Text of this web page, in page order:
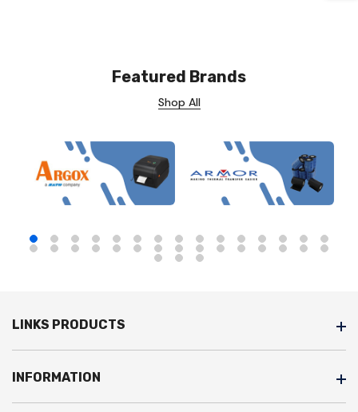
Featured Brands
Shop All
LINKS PRODUCTS
INFORMATION